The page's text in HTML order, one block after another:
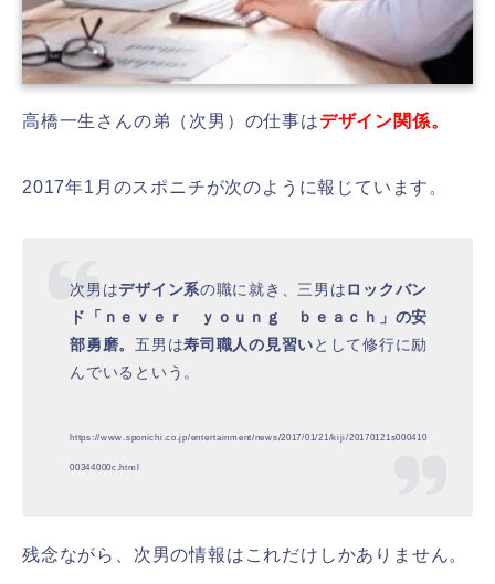
高橋一生さんの弟（次男）の仕事はデザイン関係。
2017年1月のスポニチが次のように報じています。
次男はデザイン系の職に就き、三男はロックバン
ド「ｎｅｖｅｒ ｙｏｕｎｇ ｂｅａｃｈ」の安
部勇磨。 五男は寿司職人の見習いとして修行に励
んでいるという。
https://www.sponichi.co.jp/entertainment/news/2017/01/21/kiji/20170121s000410
00344000c.html
残念ながら、次男の情報はこれだけしかありません。